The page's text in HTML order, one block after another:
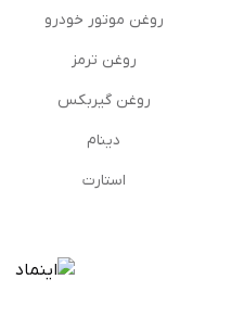
روغن موتور خودرو
روغن ترمز
روغن گیربكس
دینام
استارت